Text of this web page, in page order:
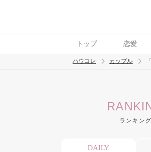
トップ 恋愛
トレンド ワード
ハウコレ カップル
ランキング
DAILY